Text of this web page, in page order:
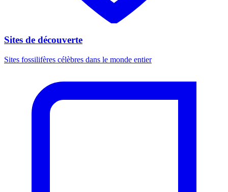
Sites de découverte
Sites fossilifères célèbres dans le monde entier